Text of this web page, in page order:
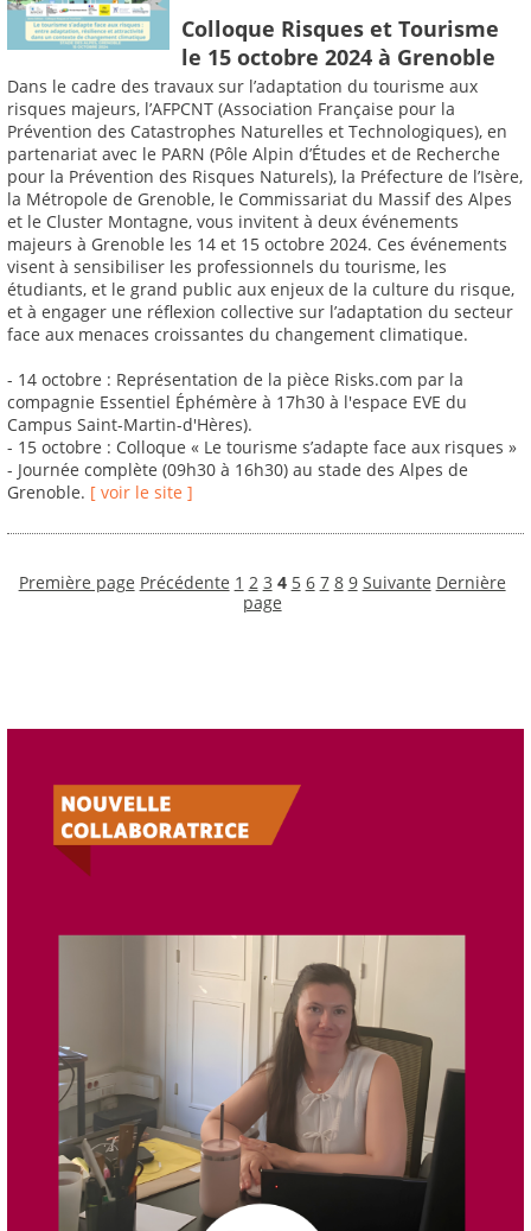
Colloque Risques et Tourisme
le 15 octobre 2024 à Grenoble
Dans le cadre des travaux sur l’adaptation du tourisme aux
risques majeurs, l’AFPCNT (Association Française pour la
Prévention des Catastrophes Naturelles et Technologiques), en
partenariat avec le PARN (Pôle Alpin d’Études et de Recherche
pour la Prévention des Risques Naturels), la Préfecture de l’Isère,
la Métropole de Grenoble, le Commissariat du Massif des Alpes
et le Cluster Montagne, vous invitent à deux événements
majeurs à Grenoble les 14 et 15 octobre 2024. Ces événements
visent à sensibiliser les professionnels du tourisme, les
étudiants, et le grand public aux enjeux de la culture du risque,
et à engager une réflexion collective sur l’adaptation du secteur
face aux menaces croissantes du changement climatique.
- 14 octobre : Représentation de la pièce Risks.com par la
compagnie Essentiel Éphémère à 17h30 à l'espace EVE du
Campus Saint-Martin-d'Hères).
- 15 octobre : Colloque « Le tourisme s’adapte face aux risques »
- Journée complète (09h30 à 16h30) au stade des Alpes de
Grenoble. [ voir le site ]
Première page Précédente 1 2 3 4 5 6 7 8 9 Suivante Dernière
page